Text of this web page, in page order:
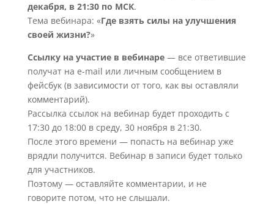
декабря, в 21:30 по МСК.
Тема вебинара: «Где взять силы на улучшения
своей жизни?»
Ссылку на участие в вебинаре— все ответившие
получат на e-mail или личным сообщением в
фейсбук (в зависимости от того, как вы оставляли
комментарий).
Рассылка ссылок на вебинар будет проходить с
17:30 до 18:00 в среду, 30 ноября в 21:30.
После этого времени — попасть на вебинар уже
врядли получится. Вебинар в записи будет только
для участников.
Поэтому — оставляйте комментарии, и не
говорите потом, что не слышали.